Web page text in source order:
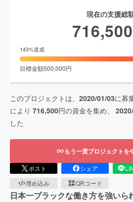
現在の支援総
716,500
143%達成
目標金額500,000円
このプロジェクトは、 2020/01/03に募
により 716,500円の資金を集め、
した
もう一度プロジェクトを
ポスト シェア
埋め込み
QRコード
日本一ブラックな働き方を強いら